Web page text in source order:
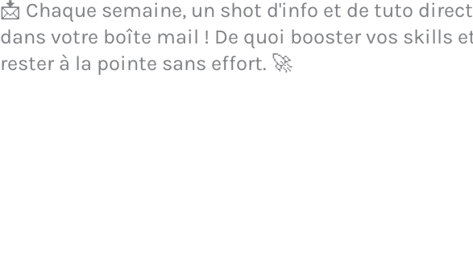
📩 Chaque semaine, un shot d'info et de tuto direct
dans votre boîte mail ! De quoi booster vos skills
rester à la pointe sans effort. 🚀